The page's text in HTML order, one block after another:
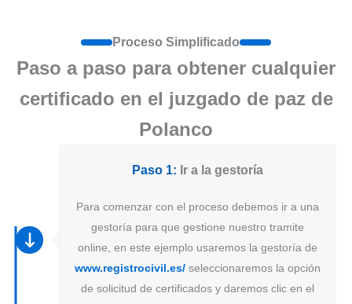
Proceso Simplificado
Paso a paso para obtener cualquier
certificado en el juzgado de paz de
Polanco
Paso 1: Ir a la gestoría
Para comenzar con el proceso debemos ir a una
gestoría para que gestione nuestro tramite
online, en este ejemplo usaremos la gestoría de
www.registrocivil.es/ seleccionaremos la opción
de solicitud de certificados y daremos clic en el